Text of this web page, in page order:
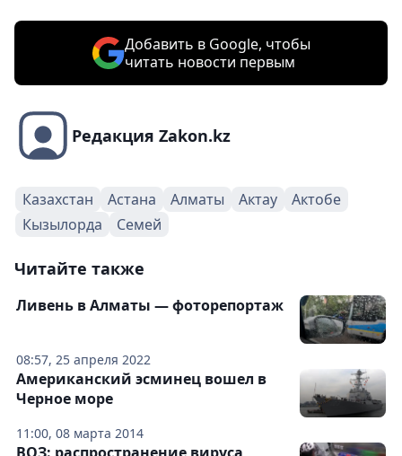
Добавить в Google, чтобы
читать новости первым
Редакция Zakon.kz
Казахстан Астана Алматы Актау
Актобе
Кызылорда
Семей
Читайте также
08:57, 25 апреля 2022
Ливень в Алматы — фоторепортаж
11:00, 08 марта 2014
Американский эсминец вошел в
Черное море